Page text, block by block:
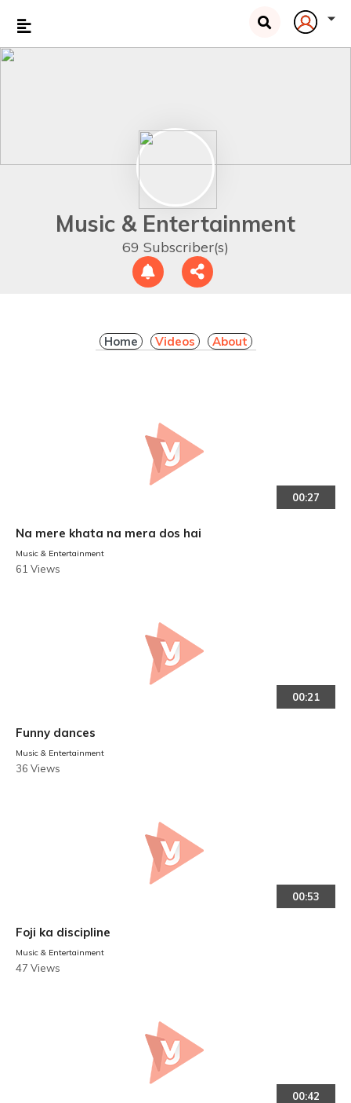
Music & Entertainment
69 Subscriber(s)
Home Videos About
00:27
Na mere khata na mera dos hai
Music & Entertainment
61 Views
00:21
Funny dances
Music & Entertainment
36 Views
00:53
Foji ka discipline
Music & Entertainment
47 Views
00:42